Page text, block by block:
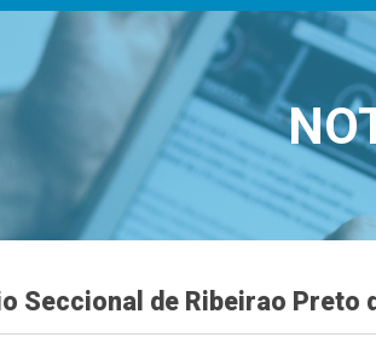
Seccional de Ribeirao Preto